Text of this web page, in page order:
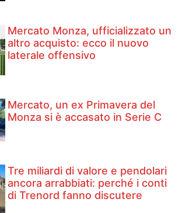
Mercato Monza, ufficializzato un
altro acquisto: ecco il nuovo
laterale offensivo
Mercato, un ex Primavera del
Monza si è accasato in Serie C
Tre miliardi di valore e pendolari
ancora arrabbiati: perché i conti
di Trenord fanno discutere